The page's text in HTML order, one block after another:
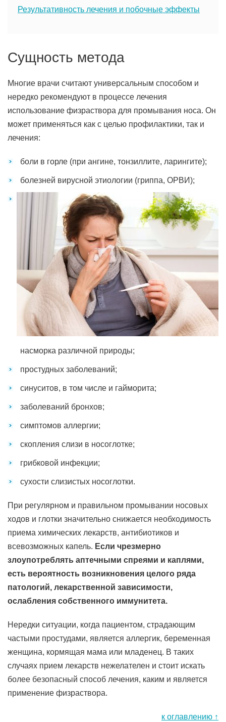
Результативность лечения и побочные эффекты
Сущность метода
Многие врачи считают универсальным способом и
нередко рекомендуют в процессе лечения
использование физраствора для промывания носа. Он
может применяться как с целью профилактики, так и
лечения:
боли в горле (при ангине, тонзиллите, ларингите);
болезней вирусной этиологии (гриппа, ОРВИ);
насморка различной природы;
простудных заболеваний;
синуситов, в том числе и гайморита;
заболеваний бронхов;
симптомов аллергии;
скопления слизи в носоглотке;
грибковой инфекции;
сухости слизистых носоглотки.
При регулярном и правильном промывании носовых
ходов и глотки значительно снижается необходимость
приема химических лекарств, антибиотиков и
всевозможных капель. Если чрезмерно
злоупотреблять аптечными спреями и каплями,
есть вероятность возникновения целого ряда
патологий, лекарственной зависимости,
ослабления собственного иммунитета.
Нередки ситуации, когда пациентом, страдающим
частыми простудами, является аллергик, беременная
женщина, кормящая мама или младенец. В таких
случаях прием лекарств нежелателен и стоит искать
более безопасный способ лечения, каким и является
применение физраствора.
к оглавлению ↑